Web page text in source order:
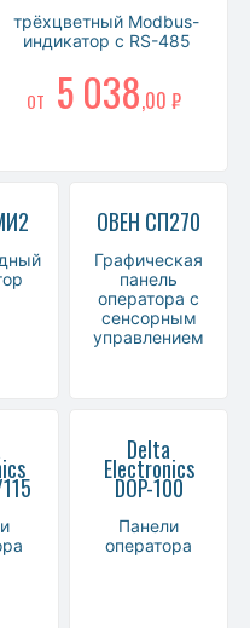
трёхцветный Modbus-
индикатор с RS-485
ОТ 5 038,00 ₽
ОВЕН СП270
Графическая
панель
оператора с
сенсорным
управлением
Delta
Electronics
DOP-100
Панели
оператора